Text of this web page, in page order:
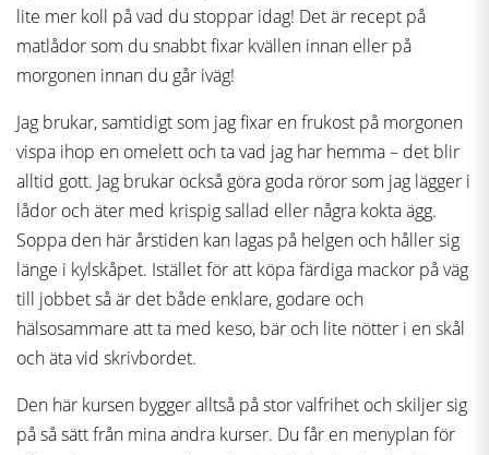
lite mer koll på vad du stoppar idag! Det är recept på
matlådor som du snabbt fixar kvällen innan eller på
morgonen innan du går iväg!
Jag brukar, samtidigt som jag fixar en frukost på morgonen
vispa ihop en omelett och ta vad jag har hemma – det blir
alltid gott. Jag brukar också göra goda röror som jag lägger i
lådor och äter med krispig sallad eller några kokta ägg.
Soppa den här årstiden kan lagas på helgen och håller sig
länge i kylskåpet. Istället för att köpa färdiga mackor på väg
till jobbet så är det både enklare, godare och
hälsosammare att ta med keso, bär och lite nötter i en skål
och äta vid skrivbordet.
Den här kursen bygger alltså på stor valfrihet och skiljer sig
på så sätt från mina andra kurser. Du får en menyplan för